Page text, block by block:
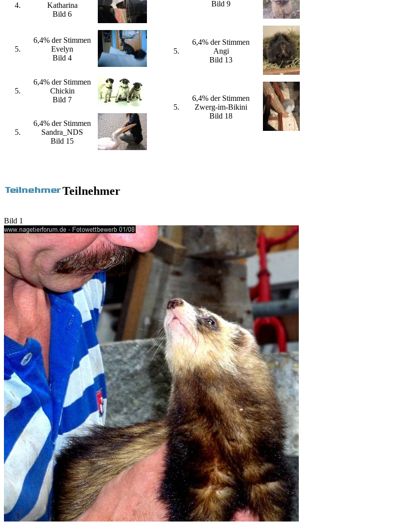
4.
Katharina
Bild 6
5.
6,4% der Stimmen
Evelyn
Bild 4
5.
6,4% der Stimmen
Chickin
Bild 7
5.
6,4% der Stimmen
Sandra_NDS
Bild 15
Bild 9
5.
6,4% der Stimmen
Angi
Bild 13
5.
6,4% der Stimmen
Zwerg-im-Bikini
Bild 18
Teilnehmer
Bild 1